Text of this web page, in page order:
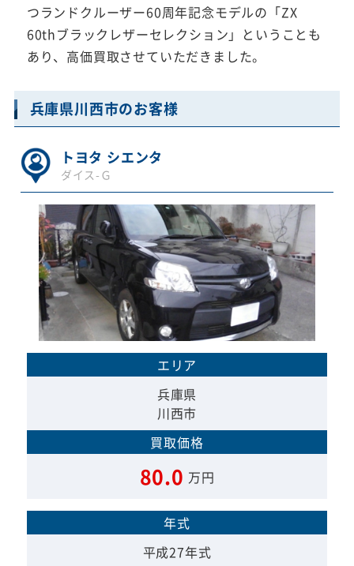
つランドクルーザー60周年記念モデルの「ZX
60thブラックレザーセレクション」ということも
あり、高価買取させていただきました。
兵庫県川西市のお客様
トヨタ シエンタ
ダイス-Ｇ
エリア
兵庫県
川西市
買取価格
80.0 万円
年式
平成27年式